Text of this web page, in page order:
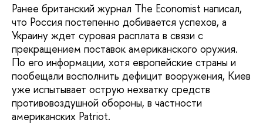
Ранее британский журнал The Economist написал,
что Россия постепенно добивается успехов, а
Украину ждет суровая расплата в связи с
прекращением поставок американского оружия.
По его информации, хотя европейские страны и
пообещали восполнить дефицит вооружения, Киев
уже испытывает острую нехватку средств
противовоздушной обороны, в частности
американских Patriot.